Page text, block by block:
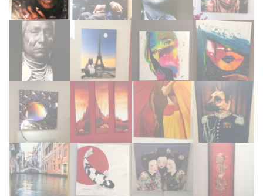
LITS FIXES
MEUBLES DE COMPLÉMENT
MIROIRS
PETITS MEUBLES
AMÉNAGEMENTS SUR MESURE
AGENCEMENTS INTÉRIEURS
DESIGN
CONTEMPORAIN
AUTHENTIQUE